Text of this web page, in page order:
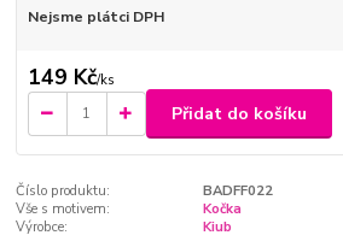
Nejsme plátci DPH
149 Kč/ks
Přidat do košíku
Číslo produktu:
BADFF022
Vše s motivem:
Kočka
Výrobce:
Kiub